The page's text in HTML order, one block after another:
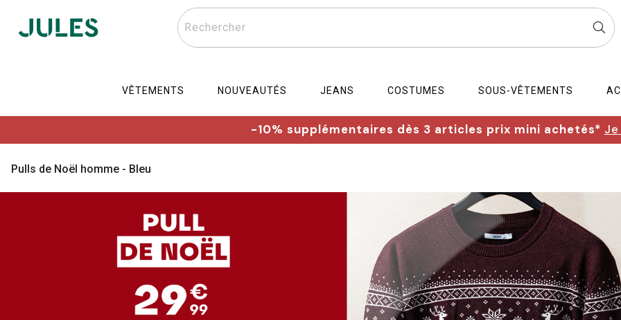
Rechercher
VÊTEMENTS NOUVEAUTÉS JEANS COSTUMES SOUS-VÊTEMENTS
-10% supplémentaires dès 3 articles prix mini achetés*
Pulls de Noël homme - Bleu